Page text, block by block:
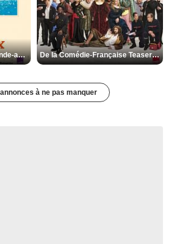
Les Matins merveilleux Bande-annonce VF De la Comédie-Française Teaser VF
à ne pas manquer